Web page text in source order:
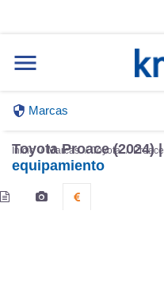
Marcas
Inicio Marcas Toyota Proace
Toyota Proace (2024) |
equipamiento